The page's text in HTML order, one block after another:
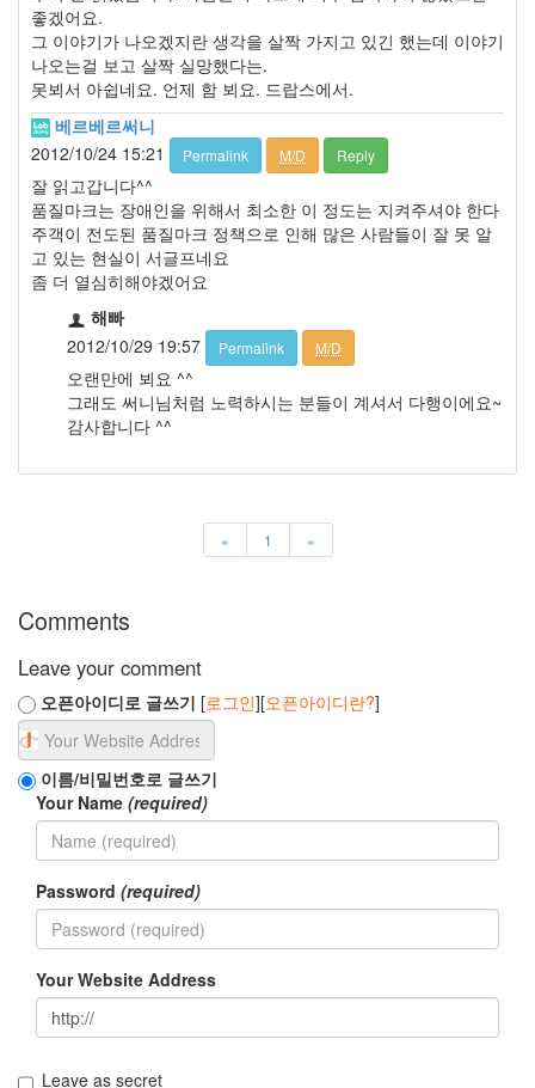
좋겠어요.
그 이야기가 나오겠지란 생각을 살짝 가지고 있긴 했는데 이야기
나오는걸 보고 살짝 실망했다는.
못뵈서 아쉽네요. 언제 함 뵈요. 드랍스에서.
베르베르써니
2012/10/24 15:21
Permalink M/D Reply
잘 읽고갑니다^^
품질마크는 장애인을 위해서 최소한 이 정도는 지켜주셔야 한다
주객이 전도된 품질마크 정책으로 인해 많은 사람들이 잘 못 알
고 있는 현실이 서글프네요
좀 더 열심히해야겠어요
해빠
2012/10/29 19:57
Permalink M/D
오랜만에 뵈요 ^^
그래도 써니님처럼 노력하시는 분들이 계셔서 다행이에요~
감사합니다 ^^
« 1 »
Comments
Leave your comment
오픈아이디로 글쓰기 [로그인][오픈아이디란?]
이름/비밀번호로 글쓰기
Your Name (required)
Password (required)
Your Website Address
Leave as secret